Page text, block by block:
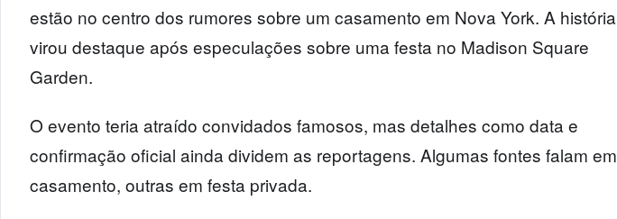
estão no centro dos rumores sobre um casamento em Nova York. A história
virou destaque após especulações sobre uma festa no Madison Square
Garden.
O evento teria atraído convidados famosos, mas detalhes como data e
confirmação oficial ainda dividem as reportagens. Algumas fontes falam em
casamento, outras em festa privada.